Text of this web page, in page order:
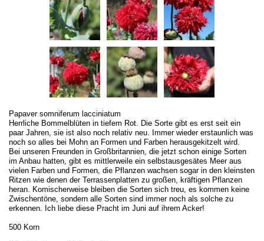
Papaver somniferum lacciniatum
Herrliche Bommelblüten in tiefem Rot. Die Sorte gibt es erst seit ein
paar Jahren, sie ist also noch relativ neu. Immer wieder erstaunlich was
noch so alles bei Mohn an Formen und Farben herausgekitzelt wird.
Bei unseren Freunden in Großbritannien, die jetzt schon einige Sorten
im Anbau hatten, gibt es mittlerweile ein selbstausgesätes Meer aus
vielen Farben und Formen, die Pflanzen wachsen sogar in den kleinsten
Ritzen wie denen der Terrassenplatten zu großen, kräftigen Pflanzen
heran. Komischerweise bleiben die Sorten sich treu, es kommen keine
Zwischentöne, sondern alle Sorten sind immer noch als solche zu
erkennen. Ich liebe diese Pracht im Juni auf ihrem Acker!
500 Korn